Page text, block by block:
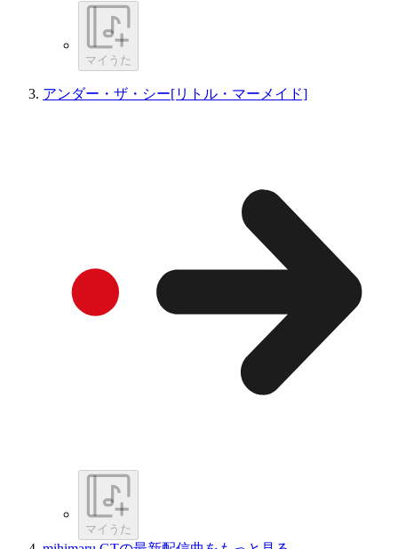
マイうた
アンダー・ザ・シー[リトル・マーメイド]
マイうた